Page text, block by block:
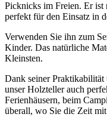
Picknicks im Freien. Er ist
perfekt für den Einsatz in
Verwenden Sie ihn zum
Kinder. Das natürliche
Kleinsten.
Dank seiner Praktikabilität
unser Holzteller auch
Ferienhäusern, beim
überall, wo Sie die Zeit